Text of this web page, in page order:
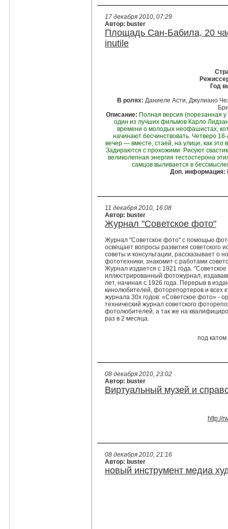
17 декабря 2010, 07:29
Автор: buster
Площадь Сан-Бабила, 20
inutile
Год
В ролях: Даниеле Асти, Джулиано
Описание: Полная версия (порезанная у
один из лучших фильмов Карло
времени о молодых неофашистах,
начинают бесчинствовать. Четверо
вечер — вместе, стаей, на улице, как это
Задираются с прохожими. Рисуют
великолепная энергия тестостерона
самцов выливается в
Доп. информация:
11 декабря 2010, 16:08
Автор: buster
Журнал "Советское фото"
Журнал "Советское фото" с помощью
освещает вопросы развития советского
советы и консультации, рассказывает о
фототехники, знакомит с работами
Журнал издается с 1921 года.
иллюстрированный фотожурнал,
лет, начиная с 1926 года. Перерыв в
кинолюбителей, фоторепортеров и всех
журнала 30х годов: «Советское фото» -
технический журнал советского
фотолюбителей, а так же на
раз в 2 месяца.
под катом
08 декабря 2010, 23:02
Автор: buster
Виртуальный музей и
http://
08 декабря 2010, 21:16
Автор: buster
новый инструмент медиа